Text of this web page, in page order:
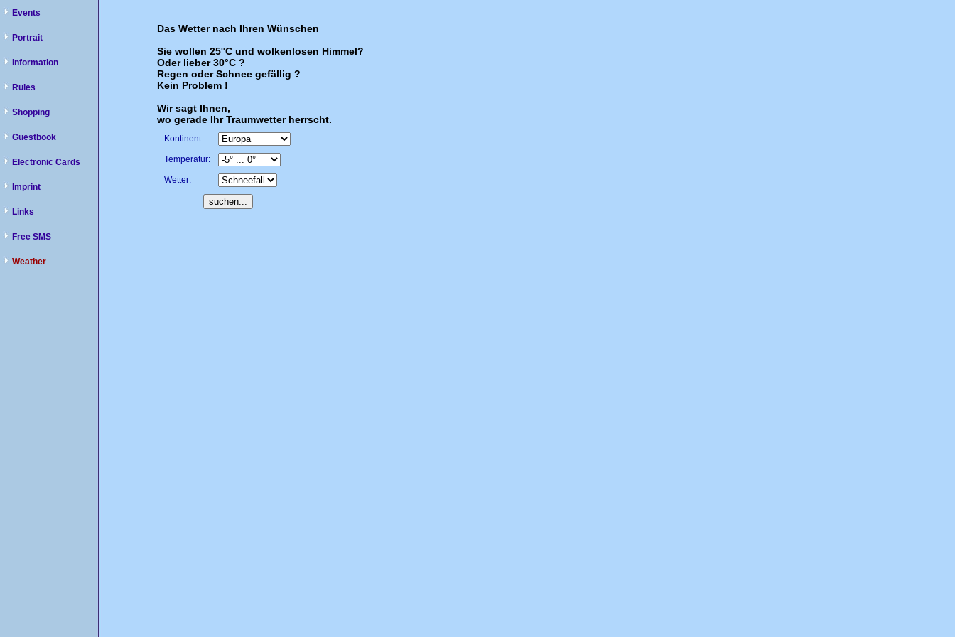
Events
Das Wetter nach Ihren Wünschen
Sie wollen 25°C und wolkenlosen Himmel?
Oder lieber 30°C ?
Regen oder Schnee gefällig ?
Kein Problem !
Wir sagt Ihnen,
wo gerade Ihr Traumwetter herrscht.
Kontinent:
Temperatur:
Wetter:
Portrait
Information
Rules
Shopping
Guestbook
Electronic Cards
Imprint
Links
Free SMS
Weather